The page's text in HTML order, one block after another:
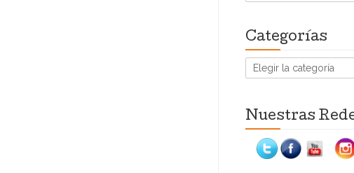
Categorías
Categorías
Nuestras